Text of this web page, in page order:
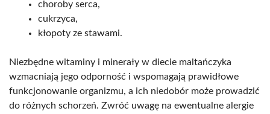
choroby serca,
cukrzyca,
kłopoty ze stawami.
Niezbędne witaminy i minerały w diecie maltańczyka
wzmacniają jego odporność i wspomagają prawidłowe
funkcjonowanie organizmu, a ich niedobór może prowadzić
do różnych schorzeń. Zwróć uwagę na ewentualne alergie